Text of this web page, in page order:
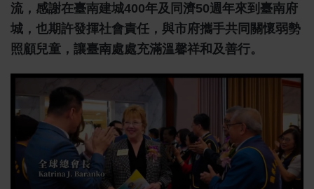
流，感謝在臺南建城400年及同濟50週年來到臺南府
城，也期許發揮社會責任，與市府攜手共同關懷弱勢
照顧兒童，讓臺南處處充滿溫馨祥和及善行。